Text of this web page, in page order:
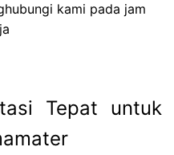
kami pada jam
Tepat untuk